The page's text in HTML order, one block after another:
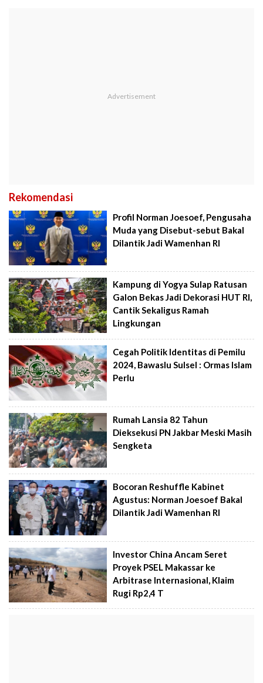
Rekomendasi
Profil Norman Joesoef, Pengusaha
Muda yang Disebut-sebut Bakal
Dilantik Jadi Wamenhan RI
Kampung di Yogya Sulap Ratusan
Galon Bekas Jadi Dekorasi HUT RI,
Cantik Sekaligus Ramah
Lingkungan
Cegah Politik Identitas di Pemilu
2024, Bawaslu Sulsel : Ormas Islam
Perlu
Rumah Lansia 82 Tahun
Dieksekusi PN Jakbar Meski Masih
Sengketa
Bocoran Reshuffle Kabinet
Agustus: Norman Joesoef Bakal
Dilantik Jadi Wamenhan RI
Investor China Ancam Seret
Proyek PSEL Makassar ke
Arbitrase Internasional, Klaim
Rugi Rp2,4 T